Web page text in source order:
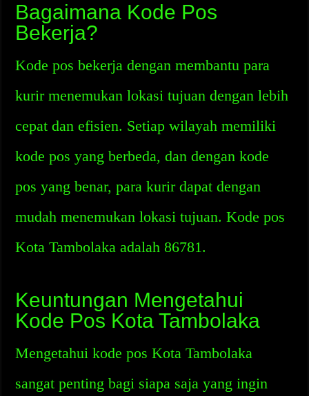
Bagaimana Kode Pos
Bekerja?
Kode pos bekerja dengan membantu para
kurir menemukan lokasi tujuan dengan lebih
cepat dan efisien. Setiap wilayah memiliki
kode pos yang berbeda, dan dengan kode
pos yang benar, para kurir dapat dengan
mudah menemukan lokasi tujuan. Kode pos
Kota Tambolaka adalah 86781.
Keuntungan Mengetahui
Kode Pos Kota Tambolaka
Mengetahui kode pos Kota Tambolaka
sangat penting bagi siapa saja yang ingin